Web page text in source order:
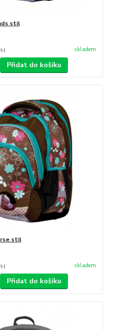
stil
skladem
Přidat do košíku
stil
skladem
Přidat do košíku